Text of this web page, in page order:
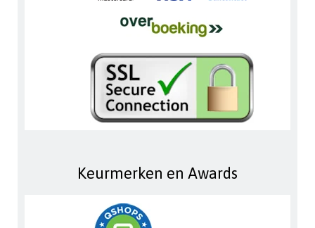
Keurmerken en Awards